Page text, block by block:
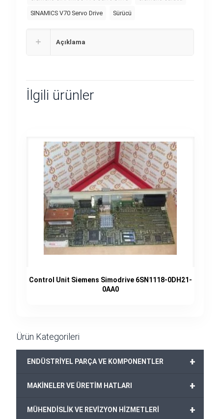
SINAMICS V70 Servo Drive Sürücü
Açıklama
İlgili ürünler
Control Unit Siemens Simodrive 6SN1118-0DH21-
0AA0
Ürün Kategorileri
+
ENDÜSTRİYEL PARÇA VE KOMPONENTLER
+
MAKİNELER VE ÜRETİM HATLARI
+
MÜHENDİSLİK VE REVİZYON HİZMETLERİ